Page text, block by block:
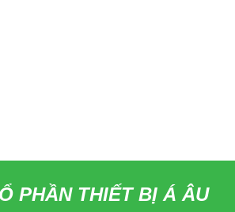
PHẦN THIẾT BỊ Á ÂU